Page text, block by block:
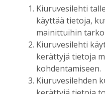
AIEMMIN AIHEESTA
JP-
yrittäjyyttä
Kiuruvesilehti
käyttää tietoja,
mainittuihin
Kiuruvesilehti
kerättyjä tietoja
kohdentamiseen.
Kiuruvesilehden